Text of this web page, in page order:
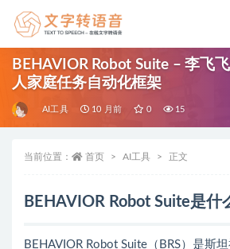
BEHAVIOR Robot Suite – 李飞
人家庭任务自动化框架
AI工具 10 月前 0 15
当前位置： 首页 AI工具 正文
BEHAVIOR Robot Suite是什
BEHAVIOR Robot Suite（BRS）是斯